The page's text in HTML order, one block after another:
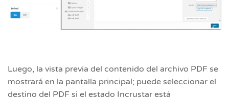
Luego, la vista previa del contenido del archivo PDF se
mostrará en la pantalla principal; puede seleccionar el
destino del PDF si el estado Incrustar está